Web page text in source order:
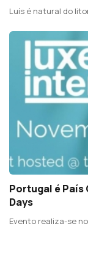
Luís é natural do
Portugal é
Days
Evento realiza-se